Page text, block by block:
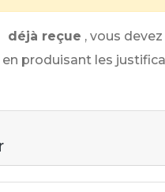
déjà reçue , vous
produisant les